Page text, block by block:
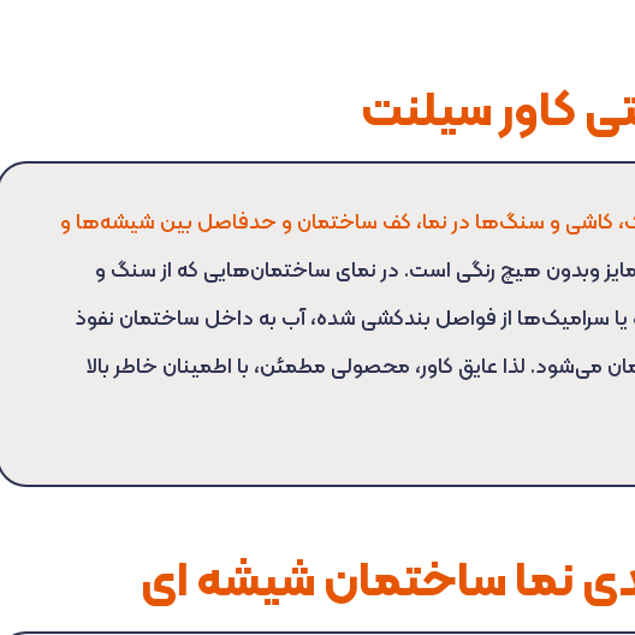
کاور سیلنت
کاشی و سنگ‌ها در نما، کف ساختمان و حدفاصل بین شیشه‌ها و
متمایز وبدون هیچ رنگی است. در نمای ساختمان‌هایی که از سنگ و
سرامیک‌ها از فواصل بندکشی شده، آب به داخل ساختمان نفوذ
لذا عایق کاور، محصولی مطمئن، با اطمینان خاطر بالا
نما ساختمان شیشه ای